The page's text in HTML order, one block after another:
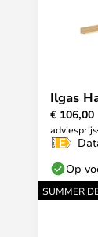
Ilgas
€ 106,00
adviesprijs
Op
SUMMER